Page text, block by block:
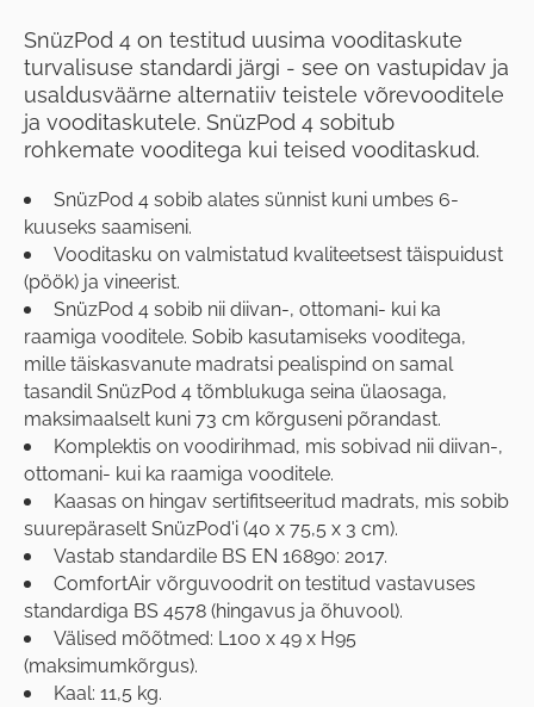
SnüzPod 4 on testitud uusima vooditaskute
turvalisuse standardi järgi - see on vastupidav ja
usaldusväärne alternatiiv teistele võrevooditele
ja vooditaskutele. SnüzPod 4 sobitub
rohkemate vooditega kui teised vooditaskud.
SnüzPod 4 sobib alates sünnist kuni umbes 6-
kuuseks saamiseni.
Vooditasku on valmistatud kvaliteetsest täispuidust
(pöök) ja vineerist.
SnüzPod 4 sobib nii diivan-, ottomani- kui ka
raamiga vooditele. Sobib kasutamiseks vooditega,
mille täiskasvanute madratsi pealispind on samal
tasandil SnüzPod 4 tõmblukuga seina ülaosaga,
maksimaalselt kuni 73 cm kõrguseni põrandast.
Komplektis on voodirihmad, mis sobivad nii diivan-,
ottomani- kui ka raamiga vooditele.
Kaasas on hingav sertifitseeritud madrats, mis sobib
suurepäraselt SnüzPod'i (40 x 75,5 x 3 cm).
Vastab standardile BS EN 16890: 2017.
ComfortAir võrguvoodrit on testitud vastavuses
standardiga BS 4578 (hingavus ja õhuvool).
Välised mõõtmed: L100 x 49 x H95
(maksimumkõrgus).
Kaal: 11,5 kg.